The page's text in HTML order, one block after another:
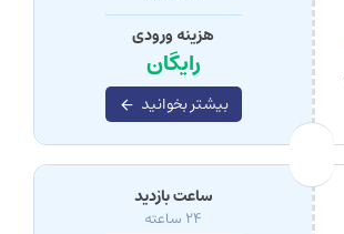
هزینه ورودی
رایگان
بیشتر بخوانید
ساعت بازدید
24 ساعته